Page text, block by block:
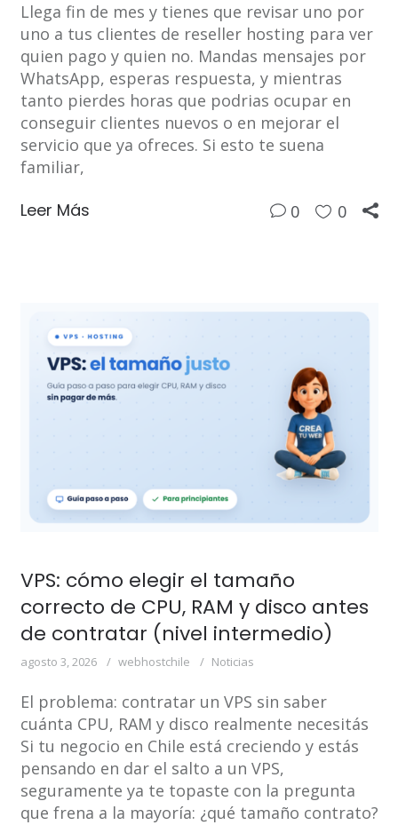
Llega fin de mes y tienes que revisar uno por
uno a tus clientes de reseller hosting para ver
quien pago y quien no. Mandas mensajes por
WhatsApp, esperas respuesta, y mientras
tanto pierdes horas que podrias ocupar en
conseguir clientes nuevos o en mejorar el
servicio que ya ofreces. Si esto te suena
familiar,
Leer Más 0 0
VPS: cómo elegir el tamaño
correcto de CPU, RAM y disco antes
de contratar (nivel intermedio)
agosto 3, 2026 webhostchile Noticias
El problema: contratar un VPS sin saber
cuánta CPU, RAM y disco realmente necesitás
Si tu negocio en Chile está creciendo y estás
pensando en dar el salto a un VPS,
seguramente ya te topaste con la pregunta
que frena a la mayoría: ¿qué tamaño contrato?